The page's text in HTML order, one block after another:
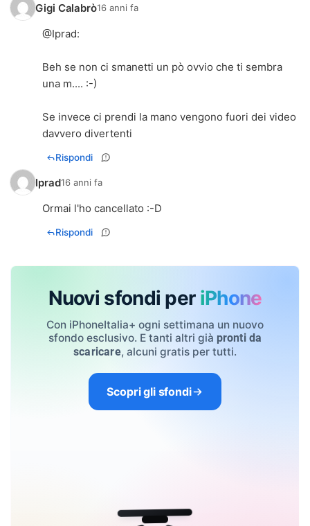
Gigi Calabrò16 anni fa
@Iprad:
Beh se non ci smanetti un pò ovvio che ti sembra
una m.... :-)
Se invece ci prendi la mano vengono fuori dei video
davvero divertenti
Rispondi
Iprad16 anni fa
Ormai l'ho cancellato :-D
Rispondi
Nuovi sfondi per iPhone
Con iPhoneItalia+ ogni settimana un nuovo
sfondo esclusivo. E tanti altri già pronti da
scaricare, alcuni gratis per tutti.
Scopri gli sfondi